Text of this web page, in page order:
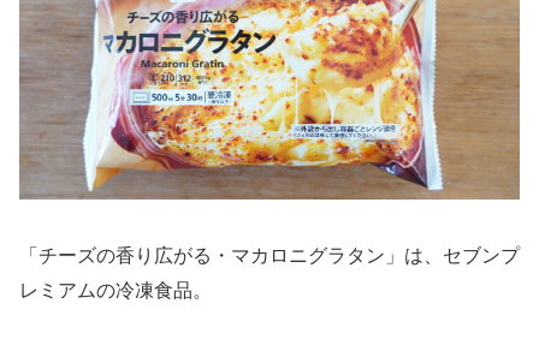
「チーズの香り広がる・マカロニグラタン」は、セブンプ
レミアムの冷凍食品。